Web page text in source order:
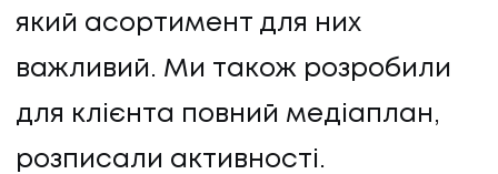
який асортимент для них
важливий. Ми також розробили
для клієнта повний медіаплан,
розписали активності.